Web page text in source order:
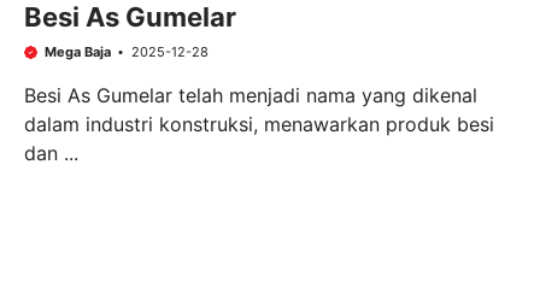
Besi As Gumelar
Mega Baja 2025-12-28
Besi As Gumelar telah menjadi nama yang dikenal
dalam industri konstruksi, menawarkan produk besi
dan ...